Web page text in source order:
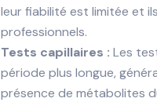
leur fiabilité est limitée et
professionnels.
Tests capillaires : Les
période plus longue,
présence de métabolites